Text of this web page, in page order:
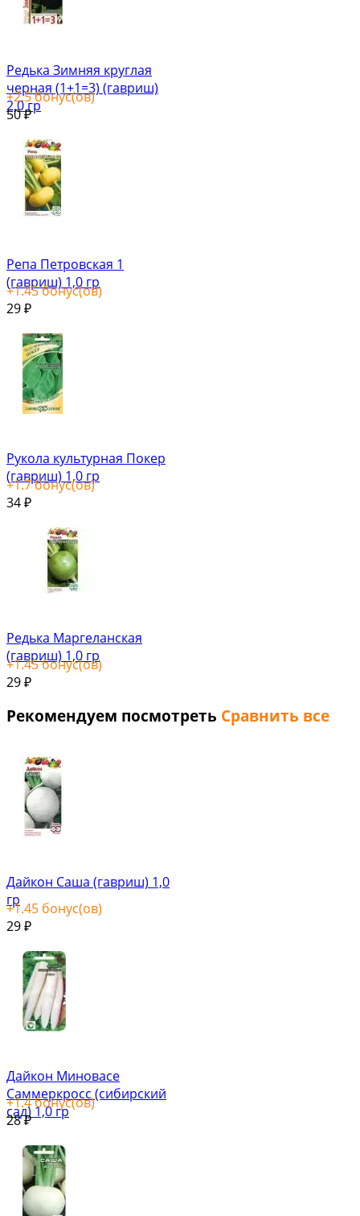
Редька Зимняя круглая
черная (1+1=3) (гавриш)
2,0 гр
+2.5бонус(ов)
50₽
Репа Петровская 1
(гавриш) 1,0 гр
+1.45бонус(ов)
29 ₽
Рукола культурная Покер
(гавриш) 1,0 гр
+1.7бонус(ов)
34 ₽
Редька Маргеланская
(гавриш) 1,0 гр
+1.45бонус(ов)
29 ₽
Рекомендуем посмотреть Сравнить все
Дайкон Саша (гавриш) 1,0
гр
+1.45 бонус(ов)
29 ₽
Дайкон Миновасе
Саммеркросс (сибирский
сад) 1,0 гр
+1.4бонус(ов)
28₽